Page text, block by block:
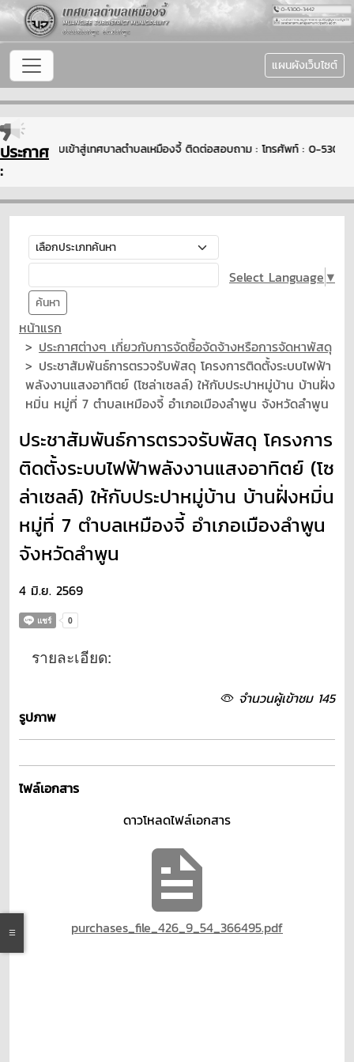
แผนผังเว็บไซต์
ประกาศ
:
ยินดีต้อนรับเข้าสู่เทศบาลตำบลเหมืองจี้ ติดต่อสอบถาม : โทรศัพท์ : 0-5300-
ค้นหา
Select Language ▼
หน้าแรก
ประกาศต่างๆ เกี่ยวกับการจัดซื้อจัดจ้างหรือการจัดหาพัสดุ
ประชาสัมพันธ์การตรวจรับพัสดุ โครงการติดตั้งระบบไฟฟ้า
พลังงานแสงอาทิตย์ (โซล่าเซลล์) ให้กับประปาหมู่บ้าน บ้านฝั่ง
หมิ่น หมู่ที่ 7 ตำบลเหมืองจี้ อำเภอเมืองลำพูน จังหวัดลำพูน
ประชาสัมพันธ์การตรวจรับพัสดุ โครงการ
ติดตั้งระบบไฟฟ้าพลังงานแสงอาทิตย์ (โซ
ล่าเซลล์) ให้กับประปาหมู่บ้าน บ้านฝั่งหมิ่น
หมู่ที่ 7 ตำบลเหมืองจี้ อำเภอเมืองลำพูน
จังหวัดลำพูน
4 มิ.ย. 2569
รายละเอียด:
จำนวนผู้เข้าชม 145
รูปภาพ
ไฟล์เอกสาร
ดาวโหลดไฟล์เอกสาร
purchases_file_426_9_54_366495.pdf